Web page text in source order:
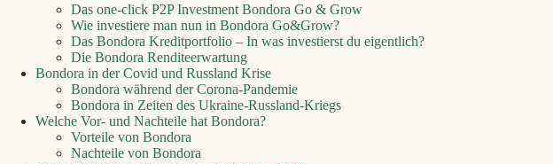
Das one-click P2P Investment Bondora Go & Grow
Wie investiere man nun in Bondora Go&Grow?
Das Bondora Kreditportfolio – In was investierst du eigentlich?
Die Bondora Renditeerwartung
Bondora in der Covid und Russland Krise
Bondora während der Corona-Pandemie
Bondora in Zeiten des Ukraine-Russland-Kriegs
Welche Vor- und Nachteile hat Bondora?
Vorteile von Bondora
Nachteile von Bondora